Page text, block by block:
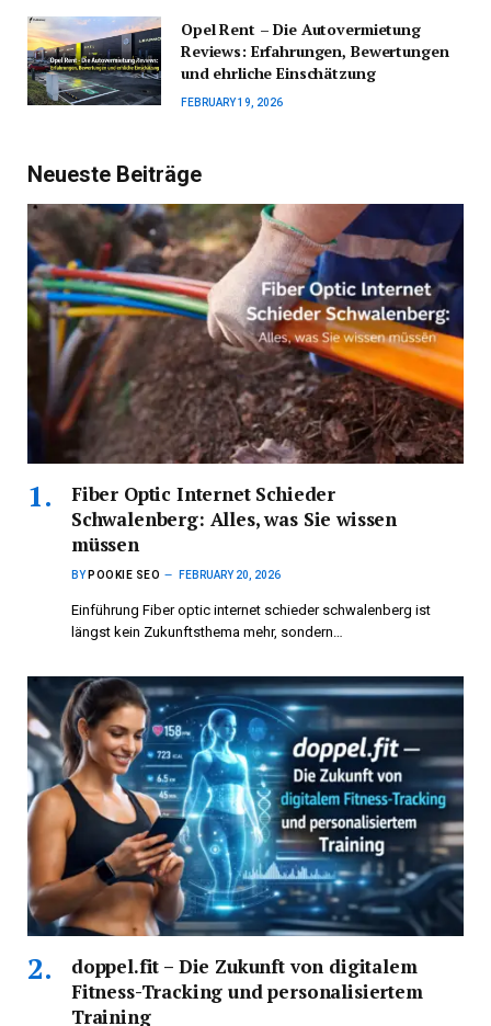
Opel Rent – Die Autovermietung
Reviews: Erfahrungen, Bewertungen
und ehrliche Einschätzung
FEBRUARY 19, 2026
Neueste Beiträge
Fiber Optic Internet Schieder
Schwalenberg: Alles, was Sie wissen
müssen
BY POOKIE SEO FEBRUARY 20, 2026
Einführung Fiber optic internet schieder schwalenberg ist
längst kein Zukunftsthema mehr, sondern…
doppel.fit – Die Zukunft von digitalem
Fitness-Tracking und personalisiertem
Training